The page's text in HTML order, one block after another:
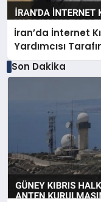
İran’da İnternet
Yardımcısı
Son Dakika